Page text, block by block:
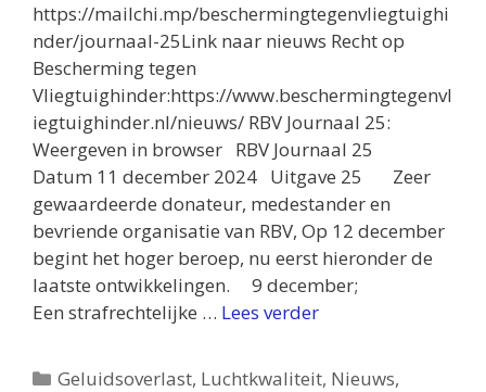
https://mailchi.mp/beschermingtegenvliegtuighi
nder/journaal-25Link naar nieuws Recht op
Bescherming tegen
Vliegtuighinder:https://www.beschermingtegenvl
iegtuighinder.nl/nieuws/ RBV Journaal 25:
Weergeven in browser RBV Journaal 25
Datum 11 december 2024 Uitgave 25 Zeer
gewaardeerde donateur, medestander en
bevriende organisatie van RBV, Op 12 december
begint het hoger beroep, nu eerst hieronder de
laatste ontwikkelingen. 9 december;
Een strafrechtelijke … Lees verder
Categorieën
Geluidsoverlast, Luchtkwaliteit, Nieuws,